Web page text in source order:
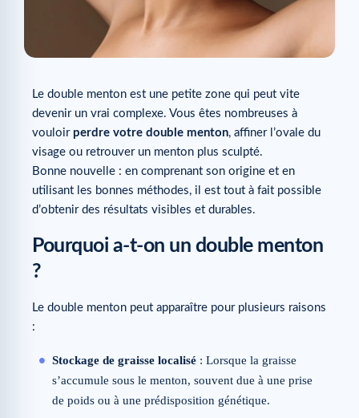
Le double menton est une petite zone qui peut vite
devenir un vrai complexe. Vous êtes nombreuses à
vouloir perdre votre double menton, affiner l’ovale du
visage ou retrouver un menton plus sculpté.
Bonne nouvelle : en comprenant son origine et en
utilisant les bonnes méthodes, il est tout à fait possible
d’obtenir des résultats visibles et durables.
Pourquoi a-t-on un double menton
?
Le double menton peut apparaître pour plusieurs raisons
:
Stockage de graisse localisé : Lorsque la graisse
s’accumule sous le menton, souvent due à une prise
de poids ou à une prédisposition génétique.